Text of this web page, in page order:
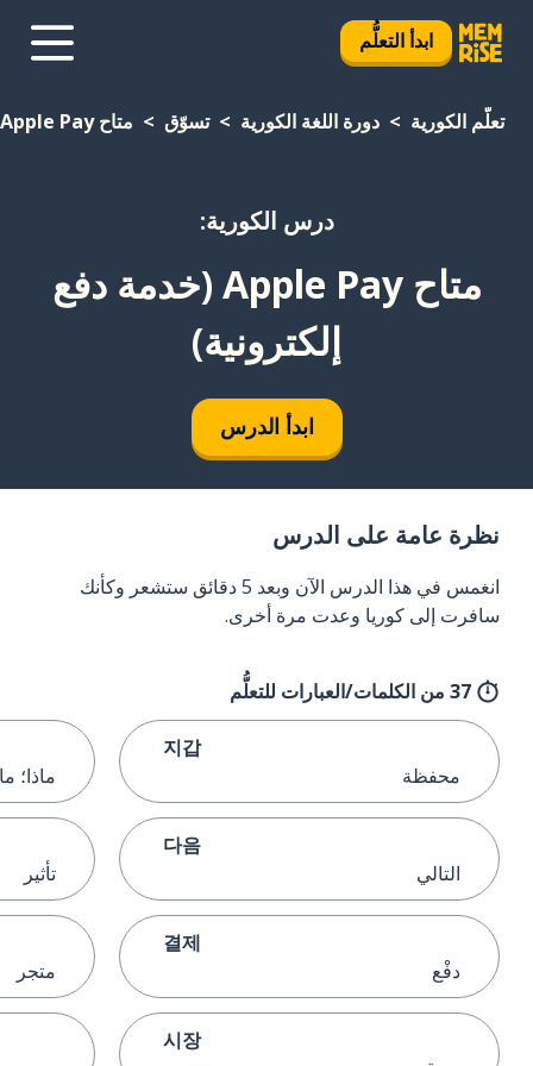
ابدأ التعلُّم
تعلَّم الكورية دورة اللغة الكورية تسوّق متاح Apple Pay (خدمة دفع إلكترونية)
درس الكورية:
متاح Apple Pay (خدمة دفع
إلكترونية)
ابدأ الدرس
نظرة عامة على الدرس
انغمس في هذا الدرس الآن وبعد 5 دقائق ستشعر وكأنك
سافرت إلى كوريا وعدت مرة أخرى.
37 من الكلمات/العبارات للتعلُّم
지갑
محفظة
다음
التالي
결제
دفْع
시장
ماذا؛
تأثير
متجر